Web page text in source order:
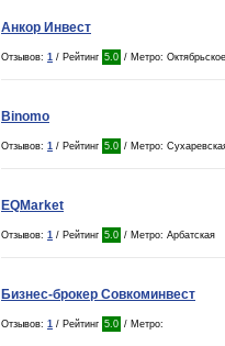
Анкор Инвест
Отзывов: 1 / Рейтинг 5.0 / Метро:
Binomo
Отзывов: 1 / Рейтинг 5.0 / Метро:
EQMarket
Отзывов: 1 / Рейтинг 5.0 / Метро: Арбатская
Бизнес-брокер Совкоминвест
Отзывов: 1 / Рейтинг 5.0 / Метро: